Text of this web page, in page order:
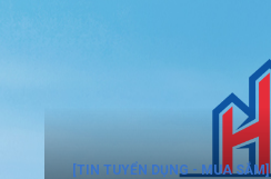
[TIN TUYỂN DỤNG - MUA SẮM]